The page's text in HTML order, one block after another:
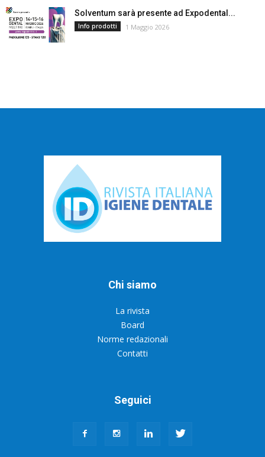
Solventum sarà presente ad Expodental...
Info prodotti 1 Maggio 2026
Chi siamo
La rivista
Board
Norme redazionali
Contatti
Seguici